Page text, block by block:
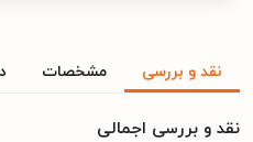
نقد و بررسی مشخصات
نقد و بررسی اجمالی